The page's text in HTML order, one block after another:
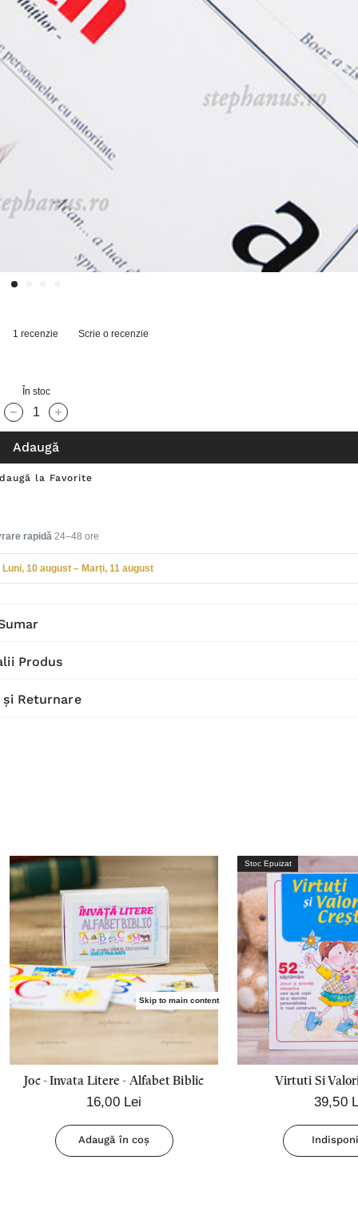
Skip to main content
1 recenzie Scrie o recenzie
În stoc
Cantitate scăzută:
Cantitate Crescută:
Adaugă
la Favorite
rapidă 24–48 ore
Luni, 10 august – Marți, 11 august
Produs
Returnare
Joc - Invata Litere - Alfabet Biblic
16,00 Lei
Adaugă în coș
Stoc Epuizat
Virtuti Si
39,50